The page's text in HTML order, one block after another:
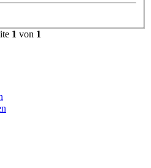
1 von 1